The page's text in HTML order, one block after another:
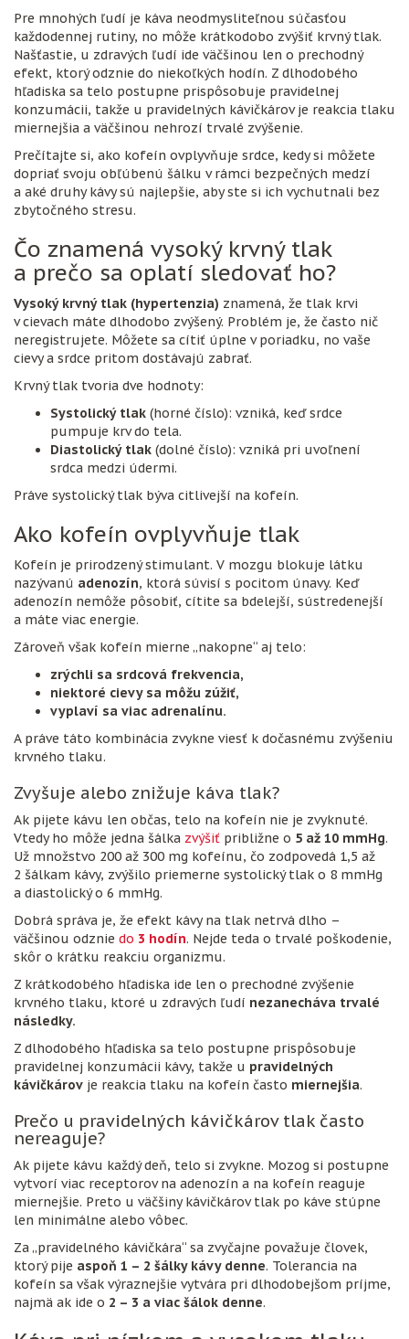
Pre mnohých ľudí je káva neodmysliteľnou súčasťou
každodennej rutiny, no môže krátkodobo zvýšiť krvný tlak.
Našťastie, u zdravých ľudí ide väčšinou len o prechodný
efekt, ktorý odznie do niekoľkých hodín. Z dlhodobého
hľadiska sa telo postupne prispôsobuje pravidelnej
konzumácii, takže u pravidelných kávičkárov je reakcia tlaku
miernejšia a väčšinou nehrozí trvalé zvýšenie.
Prečítajte si, ako kofeín ovplyvňuje srdce, kedy si môžete
dopriať svoju obľúbenú šálku v rámci bezpečných medzí
a aké druhy kávy sú najlepšie, aby ste si ich vychutnali bez
zbytočného stresu.
Čo znamená vysoký krvný tlak
a prečo sa oplatí sledovať ho?
Vysoký krvný tlak (hypertenzia) znamená, že tlak krvi
v cievach máte dlhodobo zvýšený. Problém je, že často nič
neregistrujete. Môžete sa cítiť úplne v poriadku, no vaše
cievy a srdce pritom dostávajú zabrať.
Krvný tlak tvoria dve hodnoty:
Systolický tlak (horné číslo): vzniká, keď srdce
pumpuje krv do tela.
Diastolický tlak (dolné číslo): vzniká pri uvoľnení
srdca medzi údermi.
Práve systolický tlak býva citlivejší na kofeín.
Ako kofeín ovplyvňuje tlak
Kofeín je prirodzený stimulant. V mozgu blokuje látku
nazývanú adenozín, ktorá súvisí s pocitom únavy. Keď
adenozín nemôže pôsobiť, cítite sa bdelejší, sústredenejší
a máte viac energie.
Zároveň však kofeín mierne „nakopne“ aj telo:
zrýchli sa srdcová frekvencia,
niektoré cievy sa môžu zúžiť,
vyplaví sa viac adrenalínu.
A práve táto kombinácia zvykne viesť k dočasnému zvýšeniu
krvného tlaku.
Zvyšuje alebo znižuje káva tlak?
Ak pijete kávu len občas, telo na kofeín nie je zvyknuté.
Vtedy ho môže jedna šálka zvýšiť približne o 5 až 10 mmHg.
Už množstvo 200 až 300 mg kofeínu, čo zodpovedá 1,5 až
2 šálkam kávy, zvýšilo priemerne systolický tlak o 8 mmHg
a diastolický o 6 mmHg.
Dobrá správa je, že efekt kávy na tlak netrvá dlho –
väčšinou odznie do 3 hodín. Nejde teda o trvalé poškodenie,
skôr o krátku reakciu organizmu.
Z krátkodobého hľadiska ide len o prechodné zvýšenie
krvného tlaku, ktoré u zdravých ľudí nezanecháva trvalé
následky.
Z dlhodobého hľadiska sa telo postupne prispôsobuje
pravidelnej konzumácii kávy, takže u pravidelných
kávičkárov je reakcia tlaku na kofeín často miernejšia.
Prečo u pravidelných kávičkárov tlak často
nereaguje?
Ak pijete kávu každý deň, telo si zvykne. Mozog si postupne
vytvorí viac receptorov na adenozín a na kofeín reaguje
miernejšie. Preto u väčšiny kávičkárov tlak po káve stúpne
len minimálne alebo vôbec.
Za „pravidelného kávičkára“ sa zvyčajne považuje človek,
ktorý pije aspoň 1 – 2 šálky kávy denne. Tolerancia na
kofeín sa však výraznejšie vytvára pri dlhodobejšom príjme,
najmä ak ide o 2 – 3 a viac šálok denne.